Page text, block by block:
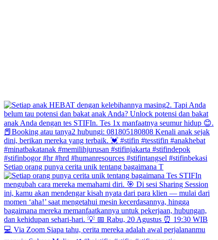
Setiap orang punya cerita unik tentang bagaimana T